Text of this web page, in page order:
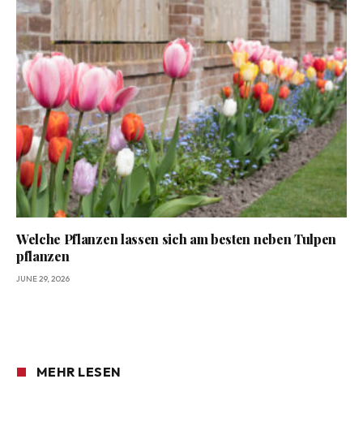
Welche Pflanzen lassen sich am besten neben Tulpen
pflanzen
JUNE 29, 2026
MEHR LESEN